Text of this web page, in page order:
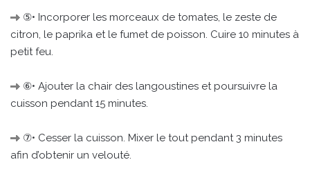
⑤• Incorporer les morceaux de tomates, le zeste de
citron, le paprika et le fumet de poisson. Cuire 10 minutes à
petit feu.
⑥• Ajouter la chair des langoustines et poursuivre la
cuisson pendant 15 minutes.
⑦• Cesser la cuisson. Mixer le tout pendant 3 minutes
afin d’obtenir un velouté.